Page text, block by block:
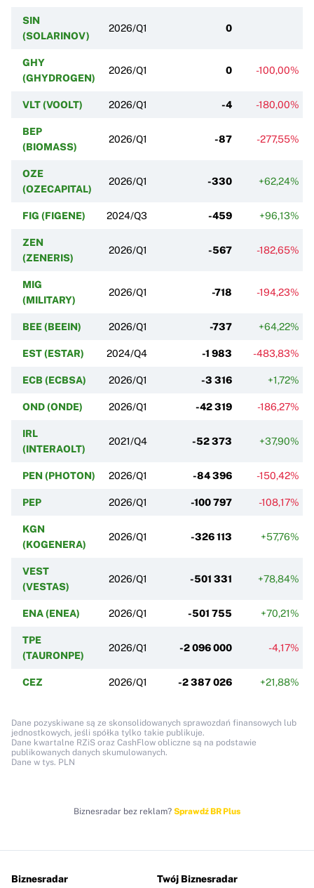
SIN
(SOLARINOV)
2026/Q1 0
GHY
(GHYDROGEN)
2026/Q1 0 -100,00%
VLT (VOOLT) 2026/Q1 -4 -180,00%
BEP
(BIOMASS)
2026/Q1 -87 -277,55%
OZE
(OZECAPITAL)
2026/Q1 -330 +62,24%
FIG (FIGENE) 2024/Q3 -459 +96,13%
ZEN
(ZENERIS)
2026/Q1 -567 -182,65%
MIG
(MILITARY)
2026/Q1 -718 -194,23%
BEE (BEEIN) 2026/Q1 -737 +64,22%
EST (ESTAR) 2024/Q4 -1 983 -483,83%
ECB (ECBSA) 2026/Q1 -3 316 +1,72%
OND (ONDE) 2026/Q1 -42 319 -186,27%
IRL
(INTERAOLT)
2021/Q4 -52 373 +37,90%
PEN (PHOTON) 2026/Q1 -84 396 -150,42%
PEP 2026/Q1 -100 797 -108,17%
KGN
(KOGENERA)
2026/Q1 -326 113 +57,76%
VEST
(VESTAS)
2026/Q1 -501 331 +78,84%
ENA (ENEA) 2026/Q1 -501 755 +70,21%
TPE
(TAURONPE)
2026/Q1 -2 096 000 -4,17%
CEZ 2026/Q1 -2 387 026 +21,88%
Dane pozyskiwane są ze skonsolidowanych sprawozdań finansowych lub
jednostkowych, jeśli spółka tylko takie publikuje.
Dane kwartalne RZiS oraz CashFlow obliczne są na podstawie
publikowanych danych skumulowanych.
Dane w tys. PLN
Biznesradar bez reklam? Sprawdź BR Plus
Biznesradar Twój Biznesradar